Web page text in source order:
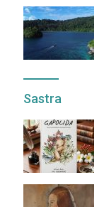
Sastra